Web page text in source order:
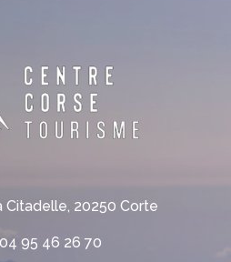
Citadelle, 20250 Corte
95 46 26 70